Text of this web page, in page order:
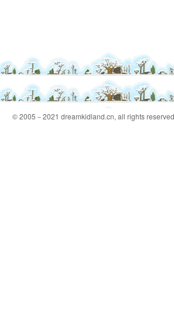
© 2005－2021 dreamkidland.cn, all rights